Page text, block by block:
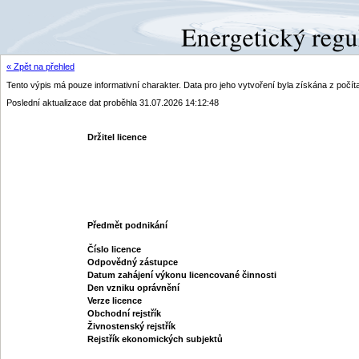
« Zpět na přehled
Tento výpis má pouze informativní charakter. Data pro jeho vytvoření byla získána z
Poslední aktualizace dat proběhla 31.07.2026 14:12:48
Držitel licence
Předmět podnikání
Číslo licence
Odpovědný zástupce
Datum zahájení výkonu licencované činnosti
Den vzniku oprávnění
Verze licence
Obchodní rejstřík
Živnostenský rejstřík
Rejstřík ekonomických subjektů